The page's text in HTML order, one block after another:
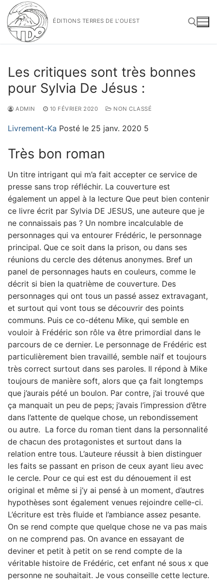
Aller
au
contenu
ÉDITIONS TERRES DE L'OUEST
Les critiques sont très bonnes
pour Sylvia De Jésus :
ADMIN 10 FÉVRIER 2020 NON CLASSÉ
Livrement-Ka Posté le 25 janv. 2020 5
Très bon roman
Un titre intrigant qui m’a fait accepter ce service de
presse sans trop réfléchir. La couverture est
également un appel à la lecture Que peut bien contenir
ce livre écrit par Sylvia DE JESUS, une auteure que je
ne connaissais pas ? Un nombre incalculable de
personnages qui va entourer Frédéric, le personnage
principal. Que ce soit dans la prison, ou dans ses
réunions du cercle des détenus anonymes. Bref un
panel de personnages hauts en couleurs, comme le
décrit si bien la quatrième de couverture. Des
personnages qui ont tous un passé assez extravagant,
et surtout qui vont tous se découvrir des points
communs. Puis ce co-détenu Mike, qui semble en
vouloir à Frédéric son rôle va être primordial dans le
parcours de ce dernier. Le personnage de Frédéric est
particulièrement bien travaillé, semble naïf et toujours
très correct surtout dans ses paroles. Il répond à Mike
toujours de manière soft, alors que ça fait longtemps
que j’aurais pété un boulon. Par contre, j’ai trouvé que
ça manquait un peu de peps; j’avais l’impression d’être
dans l’attente de quelque chose, un rebondissement
ou autre. La force du roman tient dans la personnalité
de chacun des protagonistes et surtout dans la
relation entre tous. L’auteure réussit à bien distinguer
les faits se passant en prison de ceux ayant lieu avec
le cercle. Pour ce qui est est du dénouement il est
original et même si j’y ai pensé à un moment, d’autres
hypothèses sont également venues rejoindre celle-ci.
L’écriture est très fluide et l’ambiance assez pesante.
On se rend compte que quelque chose ne va pas mais
on ne comprend pas. On avance en essayant de
deviner et petit à petit on se rend compte de la
véritable histoire de Frédéric, cet enfant né sous x que
personne ne souhaitait. Je vous conseille cette lecture.